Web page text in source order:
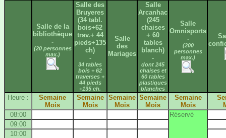
Salle de la
bibliothèque
-
(20 personnes
max.)
Salle des
Bruyeres
(34 tabl.
bois+62
trav.+ 44
pieds+135
ch)
-
34 tables
bois + 62
traverses +
44 pieds
+135 ch.
Salle
des
Mariages
Salle
Arcanhac
(245
chaises
+ 60
tables
blanch)
-
dont 245
chaises et
60 tables
plastiques
blanches
Salle
Omnisports
-
(200
personnes
max.)
Heure :
Semaine
Mois
Semaine
Mois
Semaine
Mois
Semaine
Mois
Semaine
Mois
08:00
Réservé
09:00
10:00